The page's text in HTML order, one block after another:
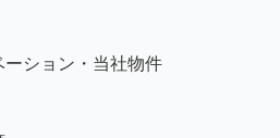
ーション・当社物件